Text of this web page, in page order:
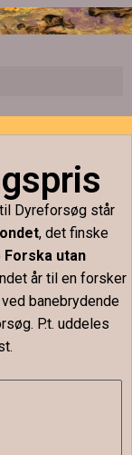
Dyreforsøg står
, det finske
Forska utan
år til en forsker
banebrydende
P.t. uddeles